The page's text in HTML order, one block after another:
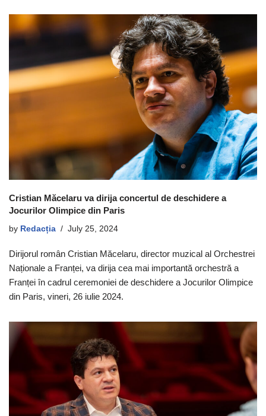
Cristian Măcelaru va dirija concertul de deschidere a
Jocurilor Olimpice din Paris
by Redacția July 25, 2024
Dirijorul român Cristian Măcelaru, director muzical al Orchestrei
Naționale a Franței, va dirija cea mai importantă orchestră a
Franței în cadrul ceremoniei de deschidere a Jocurilor Olimpice
din Paris, vineri, 26 iulie 2024.